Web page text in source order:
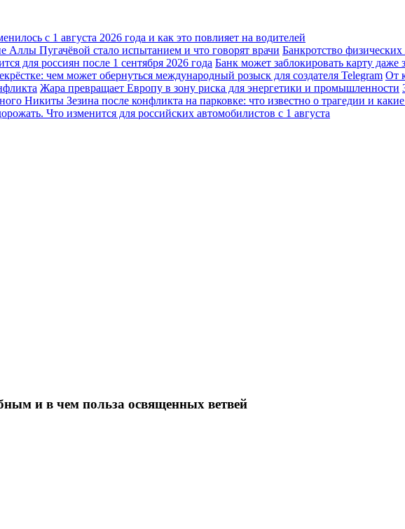
с 1 августа 2026 года и как это повлияет на водителей
Аллы Пугачёвой стало испытанием и что говорят врачи Банкротство
для россиян после 1 сентября 2026 года Банк может заблокировать карту
чем может обернуться международный розыск для создателя Telegram От
Жара превращает Европу в зону риска для энергетики и промышленности
Никиты Зезина после конфликта на парковке: что известно о трагедии и
Что изменится для российских автомобилистов с 1 августа
и в чем польза освященных ветвей